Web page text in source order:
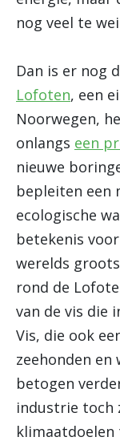
nog veel te
Dan is er nog
Lofoten, een
Noorwegen,
onlangs een
nieuwe
bepleiten een
ecologische
betekenis
werelds
rond de
van de vis die
Vis, die ook
zeehonden en
betogen
industrie toch
klimaatdoelen